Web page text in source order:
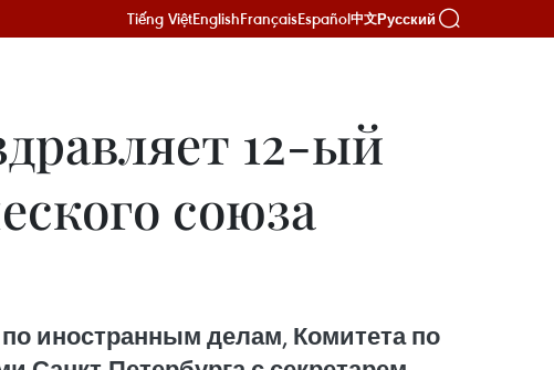
Tiếng ViệtEnglishFrançaisEspañol中文Русский
12-ый
союза
иностранным делам, Комитета по